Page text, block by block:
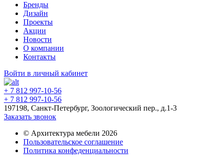
Бренды
Дизайн
Проекты
Акции
Новости
О компании
Контакты
Войти в личный кабинет
+ 7 812 997-10-56
+ 7 812 997-10-56
197198, Санкт-Петербург, Зоологический пер., д.1-3
Заказать звонок
© Архитектура мебели 2026
Пользовательское соглашение
Политика конфеденциальности